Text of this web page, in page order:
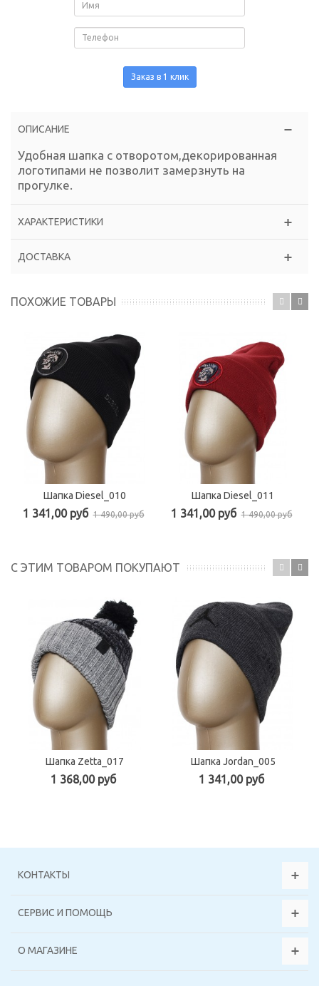
Заказ в 1 клик
ОПИСАНИЕ
Удобная шапка с отворотом,декорированная
логотипами не позволит замерзнуть на
прогулке.
ХАРАКТЕРИСТИКИ
ДОСТАВКА
ПОХОЖИЕ ТОВАРЫ
Шапка Diesel_010
1 341,00 руб 1 490,00 руб
Шапка Diesel_011
1 341,00 руб 1 490,00 руб
С ЭТИМ ТОВАРОМ ПОКУПАЮТ
Шапка Zetta_017
1 368,00 руб
Шапка Jordan_005
1 341,00 руб
КОНТАКТЫ
СЕРВИС И ПОМОЩЬ
О МАГАЗИНЕ